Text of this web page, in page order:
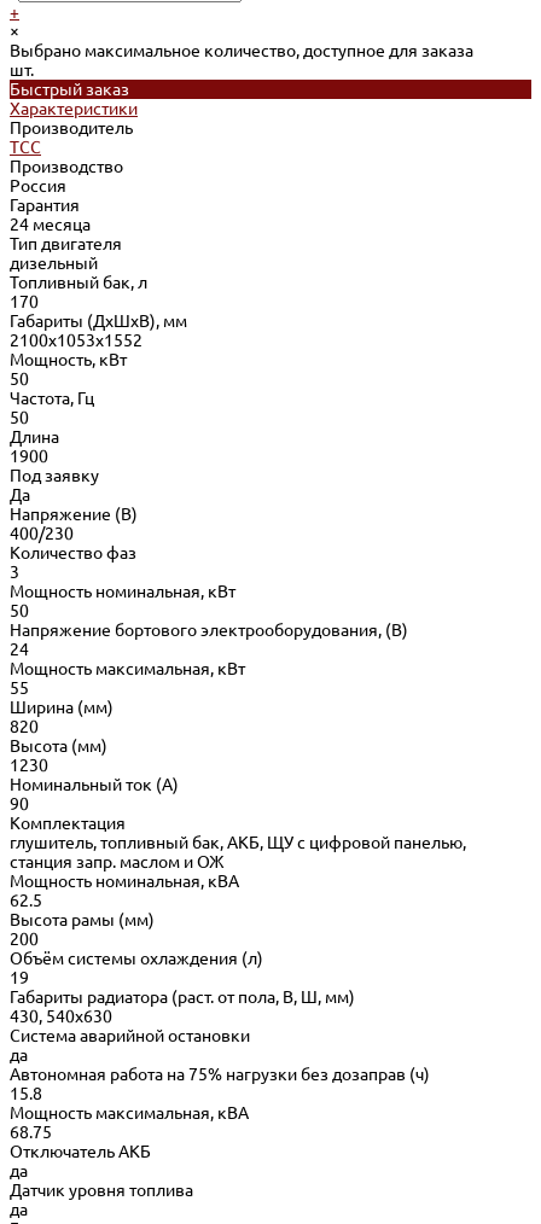
+
×
Выбрано максимальное количество, доступное для заказа
шт.
Быстрый заказ
Характеристики
Производитель
ТСС
Производство
Россия
Гарантия
24 месяца
Тип двигателя
дизельный
Топливный бак, л
170
Габариты (ДхШхВ), мм
2100x1053x1552
Мощность, кВт
50
Частота, Гц
50
Длина
1900
Под заявку
Да
Напряжение (В)
400/230
Количество фаз
3
Мощность номинальная, кВт
50
Напряжение бортового электрооборудования, (В)
24
Мощность максимальная, кВт
55
Ширина (мм)
820
Высота (мм)
1230
Номинальный ток (А)
90
Комплектация
глушитель, топливный бак, АКБ, ЩУ с цифровой панелью,
станция запр. маслом и ОЖ
Мощность номинальная, кВА
62.5
Высота рамы (мм)
200
Объём системы охлаждения (л)
19
Габариты радиатора (раст. от пола, В, Ш, мм)
430, 540х630
Система аварийной остановки
да
Автономная работа на 75% нагрузки без дозаправ (ч)
15.8
Мощность максимальная, кВА
68.75
Отключатель АКБ
да
Датчик уровня топлива
да